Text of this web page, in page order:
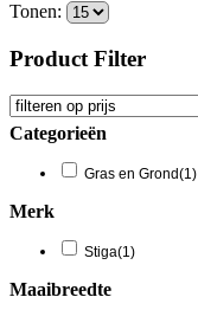
Tonen:
Product Filter
Categorieën
Gras en Grond(1)
Merk
Stiga(1)
Maaibreedte